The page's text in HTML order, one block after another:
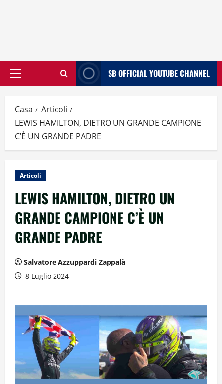
Menù
SB OFFICIAL YOUTUBE CHANNEL
Casa
Articoli
LEWIS HAMILTON, DIETRO UN GRANDE CAMPIONE
C’È UN GRANDE PADRE
Articoli
LEWIS HAMILTON, DIETRO UN
GRANDE CAMPIONE C’È UN
GRANDE PADRE
Salvatore Azzuppardi Zappalà
8 Luglio 2024